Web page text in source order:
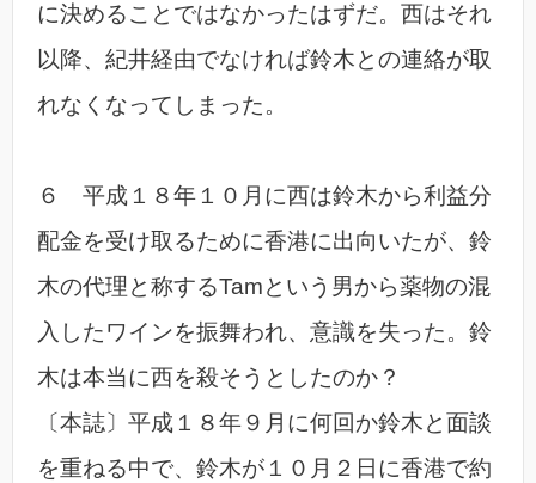
に決めることではなかったはずだ。西はそれ
以降、紀井経由でなければ鈴木との連絡が取
れなくなってしまった。
６ 平成１８年１０月に西は鈴木から利益分
配金を受け取るために香港に出向いたが、鈴
木の代理と称するTamという男から薬物の混
入したワインを振舞われ、意識を失った。鈴
木は本当に西を殺そうとしたのか？
〔本誌〕平成１８年９月に何回か鈴木と面談
を重ねる中で、鈴木が１０月２日に香港で約